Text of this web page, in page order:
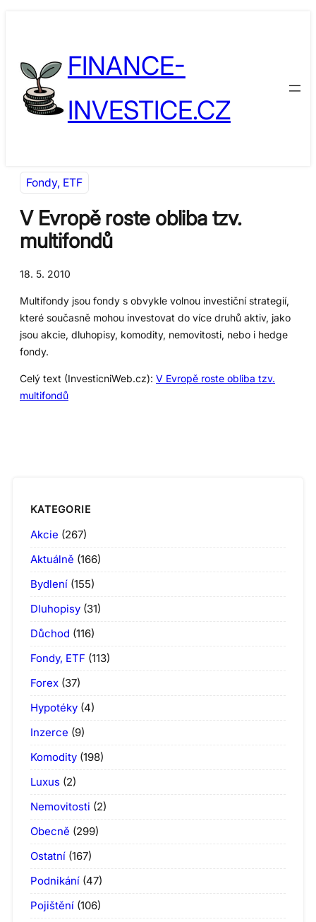
FINANCE-
INVESTICE.CZ
Fondy, ETF
V Evropě roste obliba tzv.
multifondů
18. 5. 2010
Multifondy jsou fondy s obvykle volnou investiční strategií,
které současně mohou investovat do více druhů aktiv, jako
jsou akcie, dluhopisy, komodity, nemovitosti, nebo i hedge
fondy.
Celý text (InvesticniWeb.cz): V Evropě roste obliba tzv.
multifondů
KATEGORIE
Akcie (267)
Aktuálně (166)
Bydlení (155)
Dluhopisy (31)
Důchod (116)
Fondy, ETF (113)
Forex (37)
Hypotéky (4)
Inzerce (9)
Komodity (198)
Luxus (2)
Nemovitosti (2)
Obecně (299)
Ostatní (167)
Podnikání (47)
Pojištění (106)